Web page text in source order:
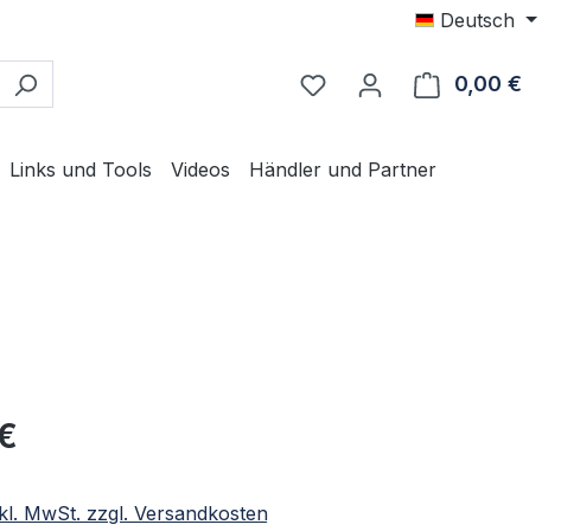
Deutsch
0,00 €
Links und Tools Videos Händler und Partner
Preis:
MwSt. zzgl. Versandkosten